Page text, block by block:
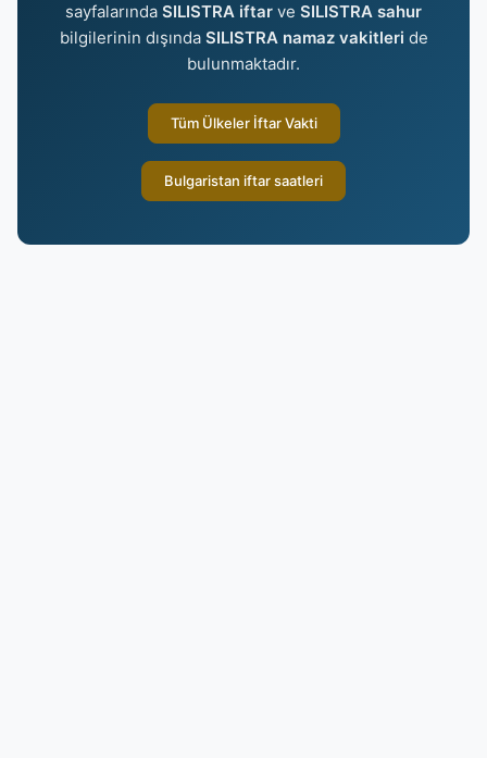
sayfalarında SILISTRA iftar ve SILISTRA sahur
bilgilerinin dışında SILISTRA namaz vakitleri de
bulunmaktadır.
Tüm Ülkeler İftar Vakti
Bulgaristan iftar saatleri